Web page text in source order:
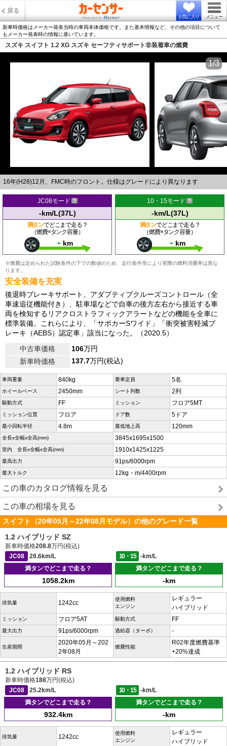
戻る
お気に入り メニュー
新車時価格はメーカー発表当時の車両本体価格です。また基本情報など、その他の項目について
もメーカー発表時の情報に基いています。
スズキ スイフト 1.2 XG スズキ セーフティサポート非装着車の燃費
16年(H28)12月、FMC時のフロント。仕様はグレードにより異なります
1/3
JC08モード
-km/L(37L)
満タンでどこまで走る？
（燃費×タンク容量）
- km
10・15モード
-km/L(37L)
満タンでどこまで走る？
（燃費×タンク容量）
- km
※燃費は定められた試験条件の下での数値のため、走行条件等により実際の燃料消費率は異な
ります。
安全装備を充実
後退時ブレーキサポート、アダプティブクルーズコントロール（全
車速追従機能付き）、駐車場などで自車の後方左右から接近する車
両を検知するリアクロストラフィックアラートなどの機能を全車に
標準装備。これらにより、「サポカーSワイド」「衝突被害軽減ブ
レーキ（AEBS）認定車」該当になった。（2020.5）
中古車価格
106万円
新車時価格
137.7万円(税込)
車両重量 840kg 乗車定員 5名
ホイールベース 2450mm シート列数 2列
駆動方式 FF ミッション フロア5MT
ミッション位置 フロア ドア数 5ドア
最小回転半径 4.8m 最低地上高 120mm
全長x全幅x全高(mm) 3845x1695x1500
室内 全長x全幅x全高(mm) 1910x1425x1225
最高出力 91ps/6000rpm
最大トルク 12kg・m/4400rpm
この車のカタログ情報を見る
この車の相場を見る
スイフト（20年05月～22年08月モデル）の他のグレード一覧
1.2 ハイブリッド SZ
新車時価格208.8万円(税込)
JC08
28.6km/L 10・15
-km/L
満タンでどこまで走る？
1058.2km
満タンでどこまで走る？
-km
排気量 1242cc
使用燃料
エンジン
レギュラー
ハイブリッド
ミッション フロア5AT 駆動方式 FF
最大出力 91ps/6000rpm 過給器（ターボ） -
生産期間
2020年05月～202
2年08月
燃費性能
R02年度燃費基準
+20%達成
1.2 ハイブリッド RS
新車時価格188万円(税込)
JC08
25.2km/L 10・15
-km/L
満タンでどこまで走る？
932.4km
満タンでどこまで走る？
-km
排気量 1242cc
使用燃料
エンジン
レギュラー
ハイブリッド